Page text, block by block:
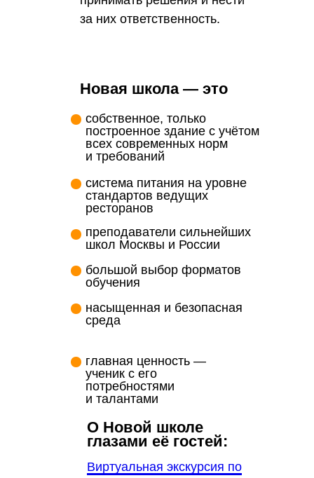
за них ответственность.
Новая школа — это
большой выбор форматов
обучения
насыщенная и безопасная
среда
собственное, только
построенное здание с учётом
всех современных норм
и требований
главная ценность —
ученик с его
потребностями
и талантами
преподаватели сильнейших
школ Москвы и России
система питания на уровне
стандартов ведущих
ресторанов
О Новой школе
глазами её гостей:
Виртуальная экскурсия по